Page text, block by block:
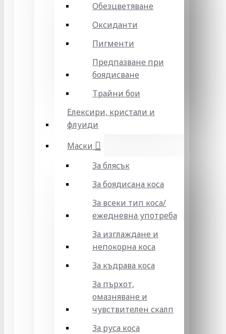
Обезцветяване
Оксиданти
Пигменти
Предпазване при
боядисване
Трайни бои
Елексири, кристали и
флуиди
Маски
За блясък
За боядисана коса
За всеки тип коса/
ежедневна употреба
За изглаждане и
непокорна коса
За къдрава коса
За пърхот,
омазняване и
чувствителен скалп
За руса коса